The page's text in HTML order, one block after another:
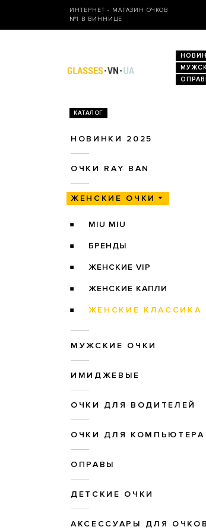
ИНТЕРНЕТ - МАГАЗИН ОЧКОВ
№1 В ВИННИЦЕ
КАТАЛОГ
НОВИНКИ 2025
ОЧКИ RAY BAN
ЖЕНСКИЕ ОЧКИ
MIU MIU
БРЕНДЫ
ЖЕНСКИЕ VIP
ЖЕНСКИЕ КАПЛИ
ЖЕНСКИЕ КЛАССИКА
МУЖСКИЕ ОЧКИ
ИМИДЖЕВЫЕ
ОЧКИ ДЛЯ ВОДИТЕЛЕЙ
ОЧКИ ДЛЯ КОМПЬЮТЕРА
ОПРАВЫ
ДЕТСКИЕ ОЧКИ
АКСЕССУАРЫ ДЛЯ ОЧКОВ